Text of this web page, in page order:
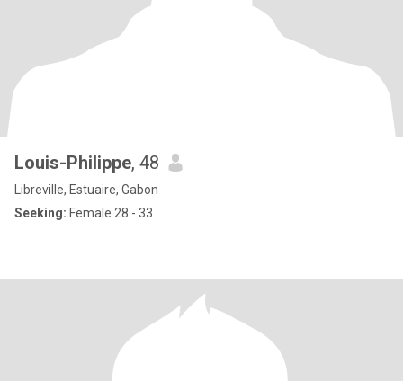
Louis-Philippe, 48
Libreville, Estuaire, Gabon
Seeking: Female 28 - 33